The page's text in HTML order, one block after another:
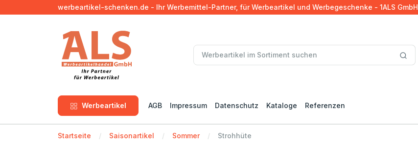
werbeartikel-schenken.de - Ihr Werbemittel-Partner, für Werbeartikel und Werbegeschenke - 1ALS GmbH
Werbeartikel AGB Impressum Datenschutz Kataloge Referenzen
Startseite Saisonartikel Sommer Strohhüte